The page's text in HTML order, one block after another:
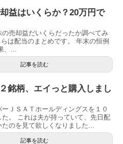
益はいくらか？20万円で
売却益だいくらだったか調べてみ
は配当のまとめです。 年末の恒例
、...
記事を読む
銘柄、エイっと購入しまし
ーＪＳＡＴホールディングスを１０
た。 これは夫が持っていて、先日配
たのを見て欲しくなりました...
記事を読む